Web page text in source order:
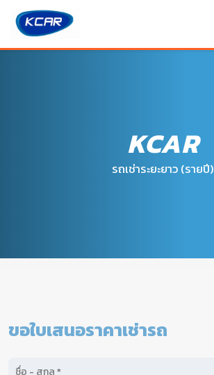
KCAR
รถเช่าระยะยาว (รายปี)
ขอใบเสนอราคาเช่ารถ